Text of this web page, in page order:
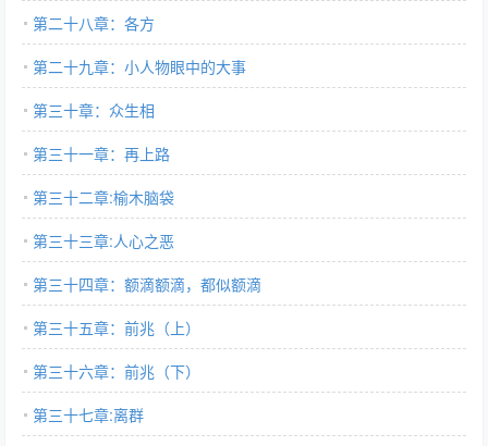
第二十八章：各方
第二十九章：小人物眼中的大事
第三十章：众生相
第三十一章：再上路
第三十二章:榆木脑袋
第三十三章:人心之恶
第三十四章：额滴额滴，都似额滴
第三十五章：前兆（上）
第三十六章：前兆（下）
第三十七章:离群